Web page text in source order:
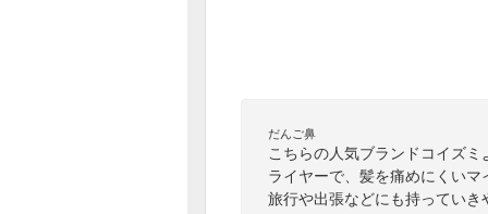
だんご鼻
こちらの人気ブランドコイズ
ライヤーで、髪を痛めにくい
旅行や出張などにも持ってい